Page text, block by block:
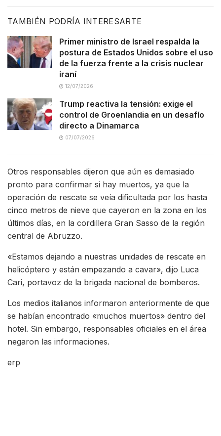
TAMBIÉN PODRÍA INTERESARTE
Primer ministro de Israel respalda la
postura de Estados Unidos sobre el uso
de la fuerza frente a la crisis nuclear
iraní
12/07/2026
Trump reactiva la tensión: exige el
control de Groenlandia en un desafío
directo a Dinamarca
07/07/2026
Otros responsables dijeron que aún es demasiado
pronto para confirmar si hay muertos, ya que la
operación de rescate se veía dificultada por los hasta
cinco metros de nieve que cayeron en la zona en los
últimos días, en la cordillera Gran Sasso de la región
central de Abruzzo.
«Estamos dejando a nuestras unidades de rescate en
helicóptero y están empezando a cavar», dijo Luca
Cari, portavoz de la brigada nacional de bomberos.
Los medios italianos informaron anteriormente de que
se habían encontrado «muchos muertos» dentro del
hotel. Sin embargo, responsables oficiales en el área
negaron las informaciones.
erp